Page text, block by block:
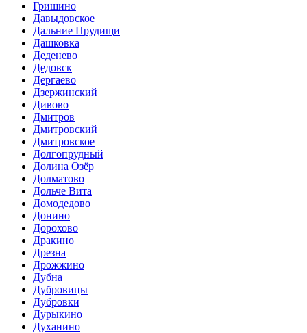
Гришино
Давыдовское
Дальние Прудищи
Дашковка
Деденево
Дедовск
Дергаево
Дзержинский
Дивово
Дмитров
Дмитровский
Дмитровское
Долгопрудный
Долина Озёр
Долматово
Дольче Вита
Домодедово
Донино
Дорохово
Дракино
Дрезна
Дрожжино
Дубна
Дубровицы
Дубровки
Дурыкино
Духанино